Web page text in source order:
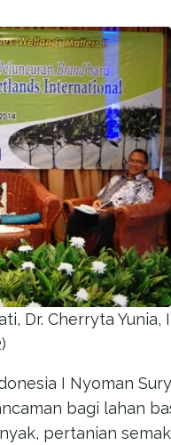
Dr. Cherryta
I Nyoman
bagi lahan
pertanian